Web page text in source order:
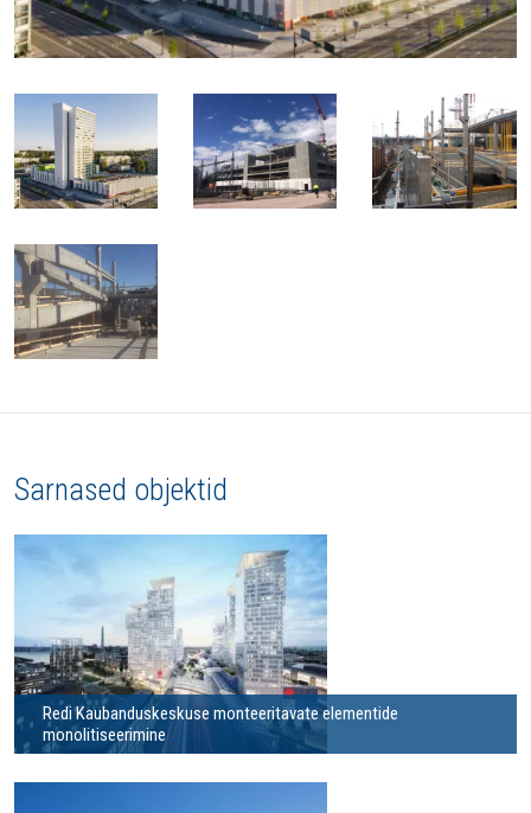
Sarnased objektid
Redi Kaubanduskeskuse monteeritavate elementide
monolitiseerimine